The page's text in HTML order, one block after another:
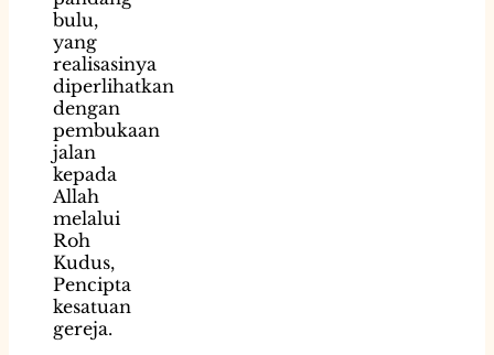
bulu,
yang
realisasinya
diperlihatkan
dengan
pembukaan
jalan
kepada
Allah
melalui
Roh
Kudus,
Pencipta
kesatuan
gereja.